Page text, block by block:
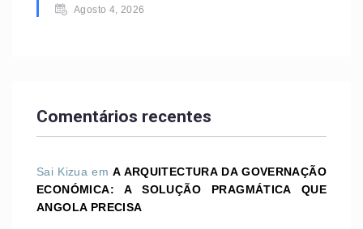
Agosto 4, 2026
Comentários recentes
Sai Kizua emA ARQUITECTURA DA GOVERNAÇÃO
ECONÓMICA: A SOLUÇÃO PRAGMÁTICA QUE
ANGOLA PRECISA